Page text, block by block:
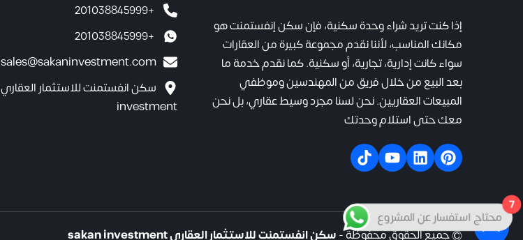
❯
إذا كنت تريد شراء وحدة سكنية، فإن سكن إنفستمنت هو
مكانك المناسب، لأننا نقدم مجموعة كبيرة من العقارات
سواء كانت إدارية، تجارية، أو سكنية. كما نقدم خدمة ما
بعد البيع من خلال فريق من المهندسين وموظفي
المبيعات العقاريين. نحن لسنا مجرد وسيط عقاري، بل نحن
معك حتى استلام وحدتك
+201038845999
+201038845999
sales@sakaninvestment.com
investment
© جميع الحقوق محفوظة -سكن انفستمنت للاستثمار العقاري sakan investment
7
محتاج استفسار عن المشروع